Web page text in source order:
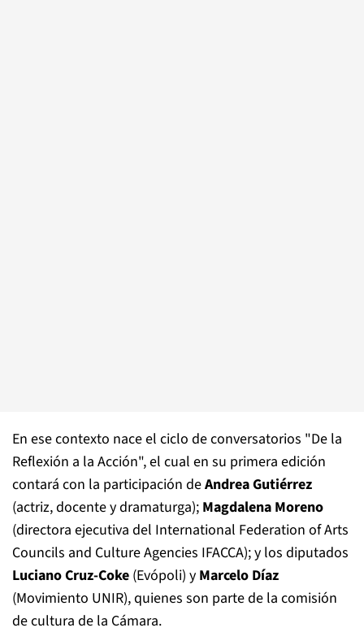
En ese contexto nace el ciclo de conversatorios "De la
Reflexión a la Acción", el cual en su primera edición
contará con la participación deAndrea Gutiérrez
(actriz, docente y dramaturga); Magdalena Moreno
(directora ejecutiva del International Federation of Arts
Councils and Culture Agencies IFACCA); y los diputados
Luciano Cruz-Coke (Evópoli) y Marcelo Díaz
(Movimiento UNIR), quienes son parte de la comisión
de cultura de la Cámara.